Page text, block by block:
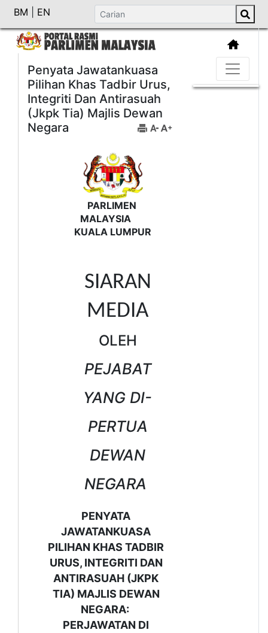
BM EN
Penyata Jawatankuasa
Pilihan Khas Tadbir Urus,
Integriti Dan Antirasuah
(Jkpk Tia) Majlis Dewan
Negara
PARLIMEN
MALAYSIA
KUALA LUMPUR
SIARAN
MEDIA
OLEH
PEJABAT
YANG DI-
PERTUA
DEWAN
NEGARA
PENYATA
JAWATANKUASA
PILIHAN KHAS TADBIR
URUS, INTEGRITI DAN
ANTIRASUAH (JKPK
TIA) MAJLIS DEWAN
NEGARA:
PERJAWATAN DI